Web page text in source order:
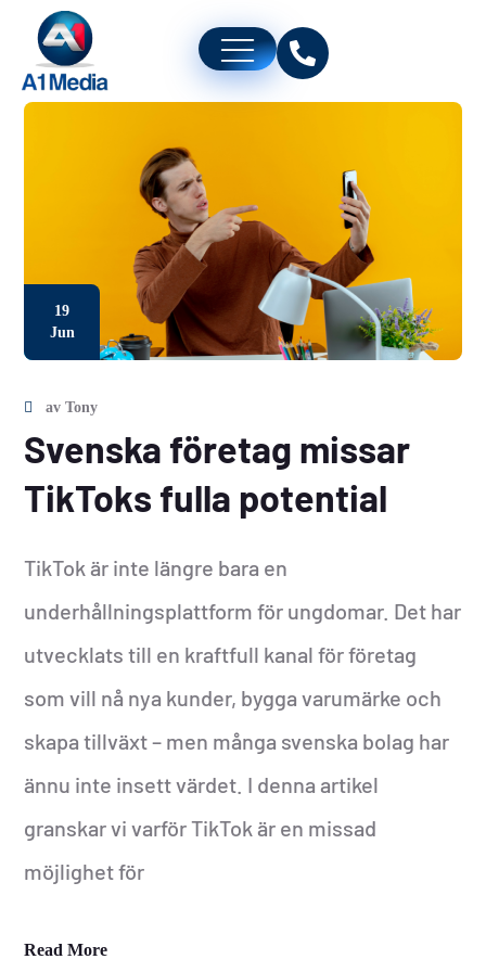
19
Jun
avTony
Svenska företag missar
TikToks fulla potential
TikTok är inte längre bara en
underhållningsplattform för ungdomar. Det har
utvecklats till en kraftfull kanal för företag
som vill nå nya kunder, bygga varumärke och
skapa tillväxt – men många svenska bolag har
ännu inte insett värdet. I denna artikel
granskar vi varför TikTok är en missad
möjlighet för
Read More